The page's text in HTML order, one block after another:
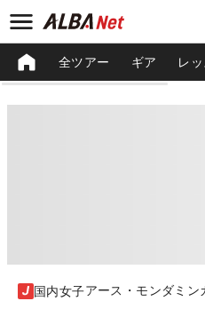
全ツアー ギア レ
国内女子アース・モンダミン